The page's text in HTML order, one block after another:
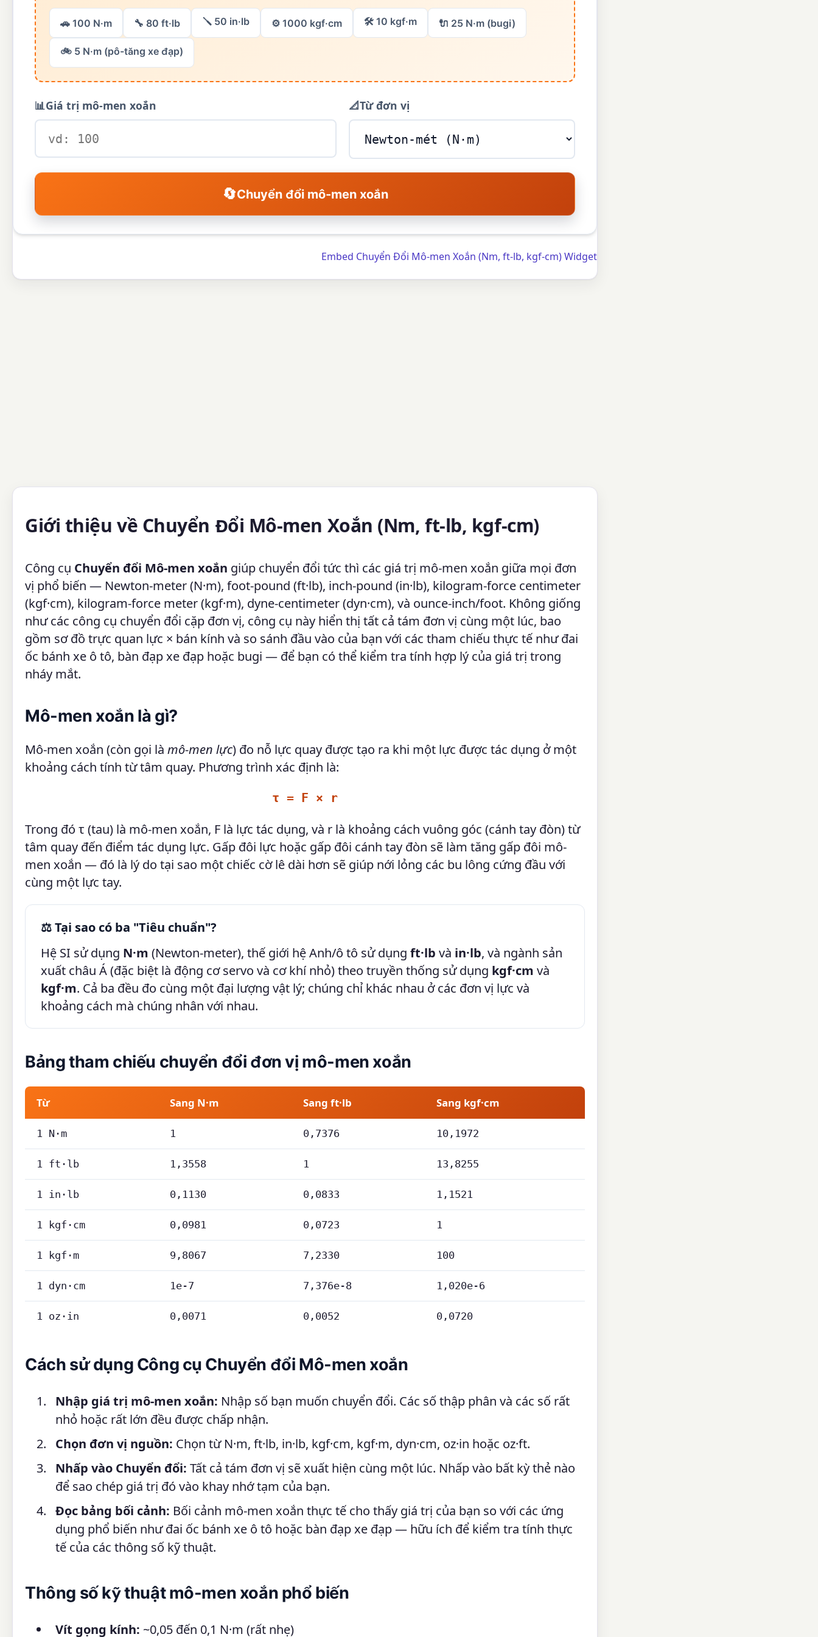
🚗 100 N·m 🔧 80 ft·lb 🪛 50 in·lb ⚙️ 1000 kgf·cm 🛠️ 10 kgf·m 🔌 25 N·m (bugi)
🚲 5 N·m (pô-tăng xe đạp)
📊Giá trị mô-men xoắn 📐Từ đơn vị
🔄Chuyển đổi mô-men xoắn
Embed Chuyển Đổi Mô-men Xoắn (Nm, ft-lb, kgf-cm) Widget
Giới thiệu về Chuyển Đổi Mô-men Xoắn (Nm, ft-lb, kgf-cm)
Công cụ Chuyển đổi Mô-men xoắn giúp chuyển đổi tức thì các giá trị mô-men xoắn giữa mọi đơn
vị phổ biến — Newton-meter (N·m), foot-pound (ft·lb), inch-pound (in·lb), kilogram-force centimeter
(kgf·cm), kilogram-force meter (kgf·m), dyne-centimeter (dyn·cm), và ounce-inch/foot. Không giống
như các công cụ chuyển đổi cặp đơn vị, công cụ này hiển thị tất cả tám đơn vị cùng một lúc, bao
gồm sơ đồ trực quan lực × bán kính và so sánh đầu vào của bạn với các tham chiếu thực tế như đai
ốc bánh xe ô tô, bàn đạp xe đạp hoặc bugi — để bạn có thể kiểm tra tính hợp lý của giá trị trong
nháy mắt.
Mô-men xoắn là gì?
Mô-men xoắn (còn gọi là mô-men lực) đo nỗ lực quay được tạo ra khi một lực được tác dụng ở một
khoảng cách tính từ tâm quay. Phương trình xác định là:
τ = F × r
Trong đó τ (tau) là mô-men xoắn, F là lực tác dụng, và r là khoảng cách vuông góc (cánh tay đòn) từ
tâm quay đến điểm tác dụng lực. Gấp đôi lực hoặc gấp đôi cánh tay đòn sẽ làm tăng gấp đôi mô-
men xoắn — đó là lý do tại sao một chiếc cờ lê dài hơn sẽ giúp nới lỏng các bu lông cứng đầu với
cùng một lực tay.
⚖️ Tại sao có ba "Tiêu chuẩn"?
Hệ SI sử dụng N·m (Newton-meter), thế giới hệ Anh/ô tô sử dụng ft·lb và in·lb, và ngành sản
xuất châu Á (đặc biệt là động cơ servo và cơ khí nhỏ) theo truyền thống sử dụng kgf·cm và
kgf·m. Cả ba đều đo cùng một đại lượng vật lý; chúng chỉ khác nhau ở các đơn vị lực và
khoảng cách mà chúng nhân với nhau.
Bảng tham chiếu chuyển đổi đơn vị mô-men xoắn
Từ Sang N·m Sang ft·lb Sang kgf·cm
1 N·m 1 0,7376 10,1972
1 ft·lb 1,3558 1 13,8255
1 in·lb 0,1130 0,0833 1,1521
1 kgf·cm 0,0981 0,0723 1
1 kgf·m 9,8067 7,2330 100
1 dyn·cm 1e-7 7,376e-8 1,020e-6
1 oz·in 0,0071 0,0052 0,0720
Cách sử dụng Công cụ Chuyển đổi Mô-men xoắn
Nhập giá trị mô-men xoắn: Nhập số bạn muốn chuyển đổi. Các số thập phân và các số rất
nhỏ hoặc rất lớn đều được chấp nhận.
Chọn đơn vị nguồn: Chọn từ N·m, ft·lb, in·lb, kgf·cm, kgf·m, dyn·cm, oz·in hoặc oz·ft.
Nhấp vào Chuyển đổi: Tất cả tám đơn vị sẽ xuất hiện cùng một lúc. Nhấp vào bất kỳ thẻ nào
để sao chép giá trị đó vào khay nhớ tạm của bạn.
Đọc bảng bối cảnh: Bối cảnh mô-men xoắn thực tế cho thấy giá trị của bạn so với các ứng
dụng phổ biến như đai ốc bánh xe ô tô hoặc bàn đạp xe đạp — hữu ích để kiểm tra tính thực
tế của các thông số kỹ thuật.
Thông số kỹ thuật mô-men xoắn phổ biến
Vít gọng kính: ~0,05 đến 0,1 N·m (rất nhẹ)